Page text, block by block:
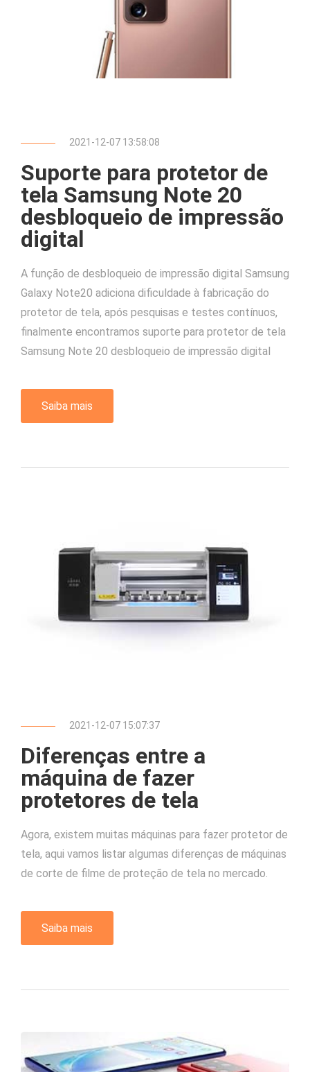
2021-12-07 13:58:08
Suporte para protetor de
tela Samsung Note 20
desbloqueio de impressão
digital
A função de desbloqueio de impressão digital Samsung
Galaxy Note20 adiciona dificuldade à fabricação do
protetor de tela, após pesquisas e testes contínuos,
finalmente encontramos suporte para protetor de tela
Samsung Note 20 desbloqueio de impressão digital
Saiba mais
2021-12-07 15:07:37
Diferenças entre a
máquina de fazer
protetores de tela
Agora, existem muitas máquinas para fazer protetor de
tela, aqui vamos listar algumas diferenças de máquinas
de corte de filme de proteção de tela no mercado.
Saiba mais